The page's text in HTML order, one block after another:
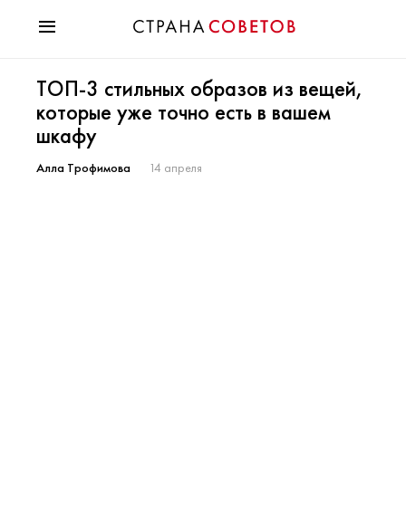
Мода
Звезды
Гороскопы
Здоровье
ТОП-3 стильных образов из вещей,
которые уже точно есть в вашем
шкафу
Алла Трофимова 14 апреля